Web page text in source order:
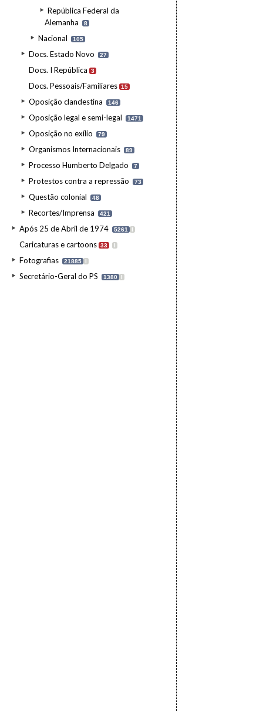
República Federal da
Alemanha
8
Nacional 105
Docs. Estado Novo 27
Docs. I República 3
Docs. Pessoais/Familiares 15
Oposição clandestina 146
Oposição legal e semi-legal 1471
Oposição no exílio 79
Organismos Internacionais 89
Processo Humberto Delgado 7
Protestos contra a repressão 73
Questão colonial 48
Recortes/Imprensa 421
Após 25 de Abril de 1974 5261 I
Caricaturas e cartoons 33 I
Fotografias 21885 I
Secretário-Geral do PS 1380 I